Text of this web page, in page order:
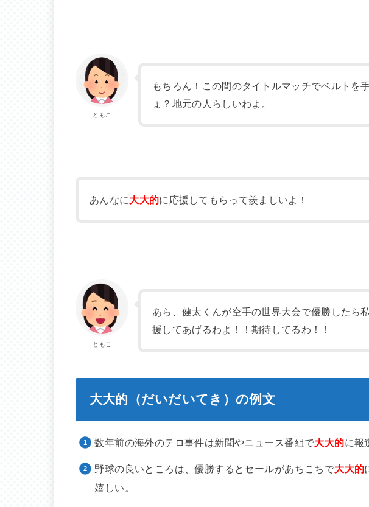
ともこ
もちろん！この間のタイトルマッチでベルトを
ょ？地元の人らしいわよ。
あんなに大大的に応援してもらって羨ましいよ！
ともこ
あら、健太くんが空手の世界大会で優勝したら
援してあげるわよ！！期待してるわ！！
大大的（だいだいてき）の例文
数年前の海外のテロ事件は新聞やニュース番組で大大的に報
野球の良いところは、優勝するとセールがあちこちで大大的
嬉しい。